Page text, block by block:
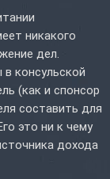
никакого
дел.
консульской
(как и спонсор
составить для
это ни к чему
дохода